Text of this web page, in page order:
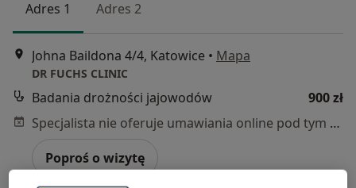
Adres 1 Adres 2
Johna Baildona 4/4, Katowice • Mapa
DR FUCHS CLINIC
Badania drożności jajowodów
900 zł
Specjalista nie oferuje umawiania online pod tym adresem.
Poproś o wizytę